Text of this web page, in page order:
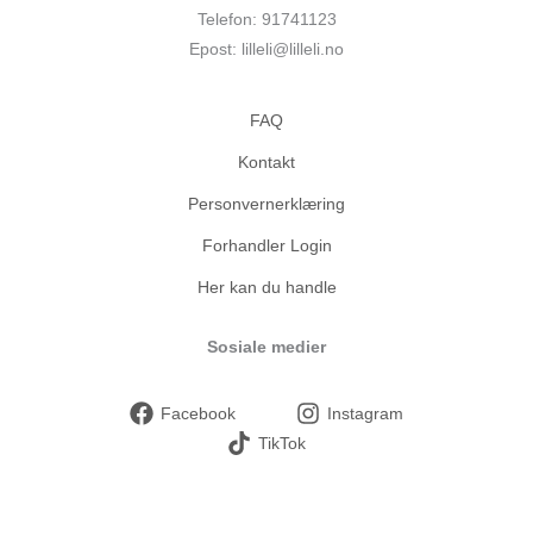
Telefon: 91741123
Epost: lilleli@lilleli.no
FAQ
Kontakt
Personvernerklæring
Forhandler Login
Her kan du handle
Sosiale medier
Facebook
Instagram
TikTok